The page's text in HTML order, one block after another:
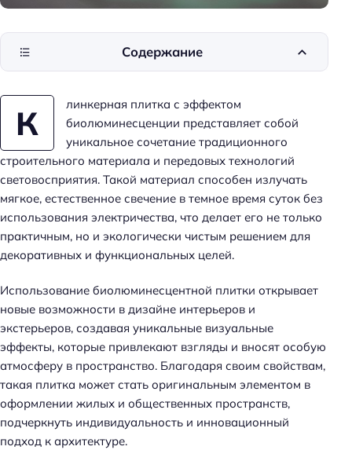
К
линкерная плитка с эффектом
биолюминесценции представляет собой
уникальное сочетание традиционного
строительного материала и передовых технологий
световосприятия. Такой материал способен излучать
мягкое, естественное свечение в темное время суток без
использования электричества, что делает его не только
практичным, но и экологически чистым решением для
декоративных и функциональных целей.
Использование биолюминесцентной плитки открывает
новые возможности в дизайне интерьеров и
экстерьеров, создавая уникальные визуальные
эффекты, которые привлекают взгляды и вносят особую
атмосферу в пространство. Благодаря своим свойствам,
такая плитка может стать оригинальным элементом в
оформлении жилых и общественных пространств,
подчеркнуть индивидуальность и инновационный
подход к архитектуре.
Содержание